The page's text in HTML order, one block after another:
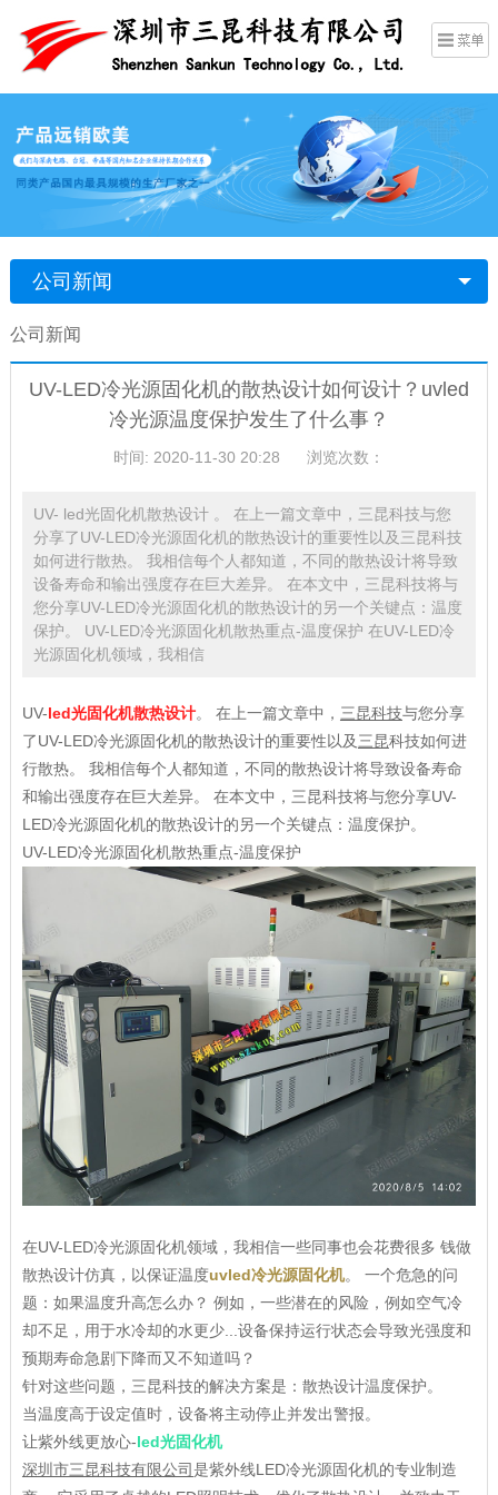
公司新闻
公司新闻
UV-LED冷光源固化机的散热设计如何设计？uvled
冷光源温度保护发生了什么事？
时间: 2020-11-30 20:28 浏览次数：
UV- led光固化机散热设计 。 在上一篇文章中，三昆科技与您
分享了UV-LED冷光源固化机的散热设计的重要性以及三昆科技
如何进行散热。 我相信每个人都知道，不同的散热设计将导致
设备寿命和输出强度存在巨大差异。 在本文中，三昆科技将与
您分享UV-LED冷光源固化机的散热设计的另一个关键点：温度
保护。 UV-LED冷光源固化机散热重点-温度保护 在UV-LED冷
光源固化机领域，我相信
UV-led光固化机散热设计。 在上一篇文章中， 三昆科技与您分享
了UV-LED冷光源固化机的散热设计的重要性以及三昆科技如何进
行散热。 我相信每个人都知道，不同的散热设计将导致设备寿命
和输出强度存在巨大差异。 在本文中，三昆科技将与您分享UV-
LED冷光源固化机的散热设计的另一个关键点：温度保护。
UV-LED冷光源固化机散热重点-温度保护
在UV-LED冷光源固化机领域，我相信一些同事也会花费很多 钱做
散热设计仿真，以保证温度uvled冷光源固化机。 一个危急的问
题：如果温度升高怎么办？ 例如，一些潜在的风险，例如空气冷
却不足，用于水冷却的水更少...设备保持运行状态会导致光强度和
预期寿命急剧下降而又不知道吗？
针对这些问题，三昆科技的解决方案是：散热设计温度保护。
当温度高于设定值时，设备将主动停止并发出警报。
让紫外线更放心-led光固化机
深圳市三昆科技有限公司是紫外线LED冷光源固化机的专业制造